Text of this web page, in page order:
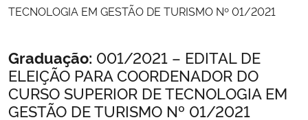
Ministério da Agricultura, Pecuária e Abastecimento
Ministério da Educação
TECNOLOGIA EM GESTÃO DE TURISMO Nº 01/2021
Início do conteúdo
Graduação: 001/2021 – EDITAL DE
ELEIÇÃO PARA COORDENADOR DO
CURSO SUPERIOR DE TECNOLOGIA EM
GESTÃO DE TURISMO Nº 01/2021